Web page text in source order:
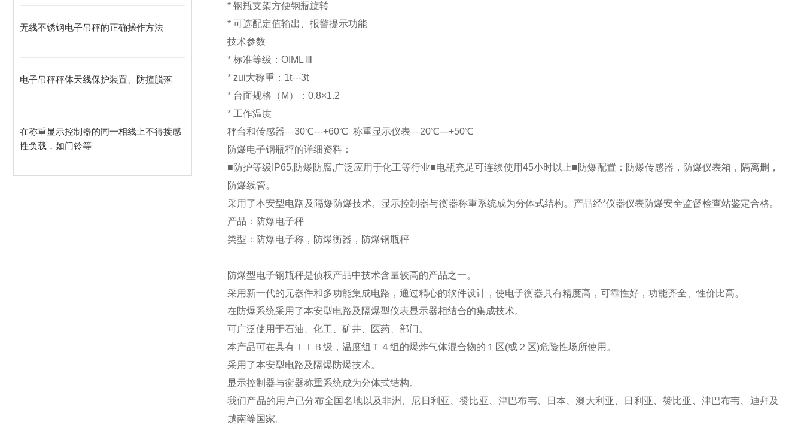
无线不锈钢电子吊秤的正确操作方法
电子吊秤秤体天线保护装置、防撞脱落
在称重显示控制器的同一相线上不得接感
性负载，如门铃等
* 钢瓶支架方便钢瓶旋转
* 可选配定值输出、报警提示功能
技术参数
* 标准等级：OIML Ⅲ
* zui大称重：1t---3t
* 台面规格（M）：0.8×1.2
* 工作温度
秤台和传感器—30℃---+60℃ 称重显示仪表—20℃---+50℃
防爆电子钢瓶秤的详细资料：
■防护等级IP65,防爆防腐,广泛应用于化工等行业■电瓶充足可连续使用45小时以上■防爆配置：防爆传感器，防爆仪表箱，隔离删，
防爆线管。
采用了本安型电路及隔爆防爆技术。显示控制器与衡器称重系统成为分体式结构。产品经*仪器仪表防爆安全监督检查站鉴定合格。
产品：防爆电子秤
类型：防爆电子称，防爆衡器，防爆钢瓶秤
防爆型电子钢瓶秤是侦权产品中技术含量较高的产品之一。
采用新一代的元器件和多功能集成电路，通过精心的软件设计，使电子衡器具有精度高，可靠性好，功能齐全、性价比高。
在防爆系统采用了本安型电路及隔爆型仪表显示器相结合的集成技术。
可广泛使用于石油、化工、矿井、医药、部门。
本产品可在具有ＩＩＢ级，温度组Ｔ４组的爆炸气体混合物的１区(或２区)危险性场所使用。
采用了本安型电路及隔爆防爆技术。
显示控制器与衡器称重系统成为分体式结构。
我们产品的用户已分布全国名地以及非洲、尼日利亚、赞比亚、津巴布韦、日本、澳大利亚、日利亚、赞比亚、津巴布韦、迪拜及
越南等国家。